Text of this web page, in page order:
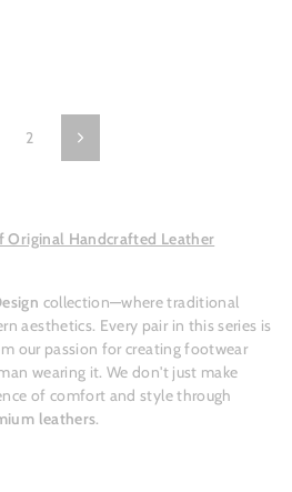
2 Next
Original Handcrafted Leather
collection—where traditional
aesthetics. Every pair in this series is
our passion for creating footwear
wearing it. We don't just make
of comfort and style through
leathers.